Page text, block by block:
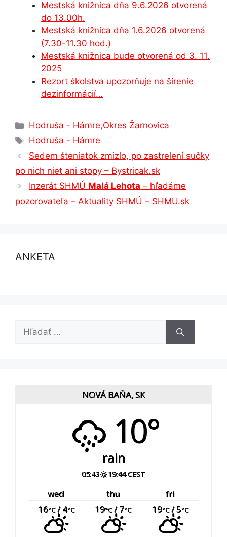
k er
Mestská knižnica dňa 9.6.2026 otvorená
do 13.00h.
Mestská knižnica dňa 1.6.2026 otvorená
(7.30-11.30 hod.)
Mestská knižnica bude otvorená od 3. 11.
2025
Rezort školstva upozorňuje na šírenie
dezinformácií…
Kategórie
Hodruša - Hámre,Okres Žarnovica
Značky
Hodruša - Hámre
Sedem šteniatok zmizlo, po zastrelení sučky
po nich niet ani stopy – Bystricak.sk
Inzerát SHMÚ Malá Lehota – hľadáme
pozorovateľa – Aktuality SHMÚ – SHMU.sk
ANKETA
Hľadať:
NOVÁ BAŇA, SK
10°
rain
05:43 19:44 CEST
wed thu
fri
16°C/ 4°C 19°C/ 7°C 19°C/ 5°C